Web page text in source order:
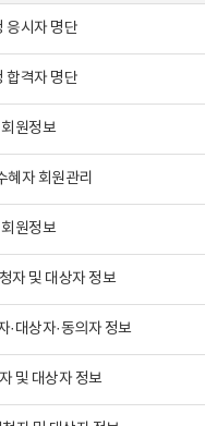
응시자 명단
합격자 명단
원정보
혜자 회원관리
원정보
자 및 대상자 정보
·대상자·동의자 정보
및 대상자 정보